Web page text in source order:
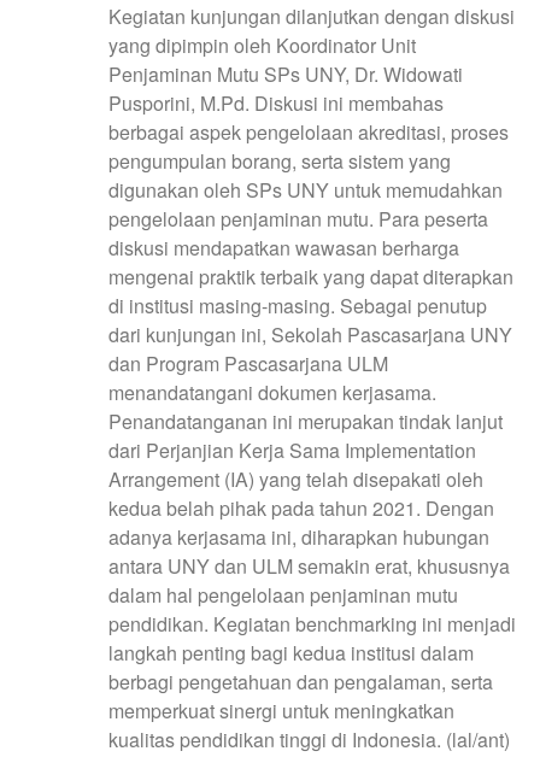
Kegiatan kunjungan dilanjutkan dengan diskusi
yang dipimpin oleh Koordinator Unit
Penjaminan Mutu SPs UNY, Dr. Widowati
Pusporini, M.Pd. Diskusi ini membahas
berbagai aspek pengelolaan akreditasi, proses
pengumpulan borang, serta sistem yang
digunakan oleh SPs UNY untuk memudahkan
pengelolaan penjaminan mutu. Para peserta
diskusi mendapatkan wawasan berharga
mengenai praktik terbaik yang dapat diterapkan
di institusi masing-masing. Sebagai penutup
dari kunjungan ini, Sekolah Pascasarjana UNY
dan Program Pascasarjana ULM
menandatangani dokumen kerjasama.
Penandatanganan ini merupakan tindak lanjut
dari Perjanjian Kerja Sama Implementation
Arrangement (IA) yang telah disepakati oleh
kedua belah pihak pada tahun 2021. Dengan
adanya kerjasama ini, diharapkan hubungan
antara UNY dan ULM semakin erat, khususnya
dalam hal pengelolaan penjaminan mutu
pendidikan. Kegiatan benchmarking ini menjadi
langkah penting bagi kedua institusi dalam
berbagi pengetahuan dan pengalaman, serta
memperkuat sinergi untuk meningkatkan
kualitas pendidikan tinggi di Indonesia. (lal/ant)